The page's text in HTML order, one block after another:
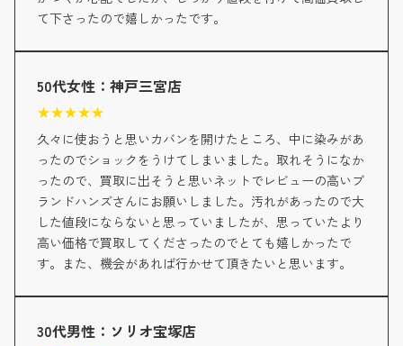
て下さったので嬉しかったです。
50代女性：神戸三宮店
★★★★★
久々に使おうと思いカバンを開けたところ、中に染みがあ
ったのでショックをうけてしまいました。取れそうになか
ったので、買取に出そうと思いネットでレビューの高いブ
ランドハンズさんにお願いしました。汚れがあったので大
した値段にならないと思っていましたが、思っていたより
高い価格で買取してくださったのでとても嬉しかったで
す。また、機会があれば行かせて頂きたいと思います。
30代男性：ソリオ宝塚店